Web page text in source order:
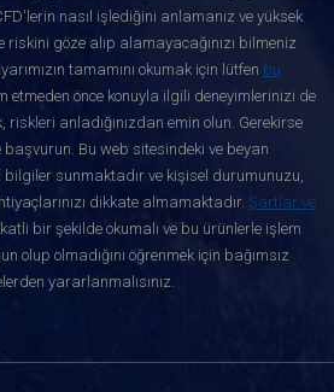
nasıl işlediğini anlamanız ve yüksek
göze alıp alamayacağınızı bilmeniz
tamamını okumak için lütfen bu
etmeden önce konuyla ilgili deneyimlerinizi de
anladığınızdan emin olun. Gerekirse
başvurun. Bu web sitesindeki ve beyan
bilgiler sunmaktadır ve kişisel durumunuzu,
dikkate almamaktadır. Şartlar ve
bir şekilde okumalı ve bu ürünlerle işlem
olup olmadığını öğrenmek için bağımsız
yararlanmalısınız.